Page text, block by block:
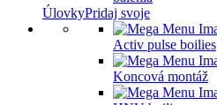
ÚlovkyPridaj svoje
Activ pulse boilies
Koncová montáž